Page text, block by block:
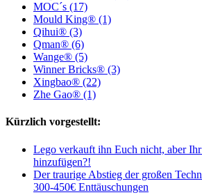
MOC´s (17)
Mould King® (1)
Qihui® (3)
Qman® (6)
Wange® (5)
Winner Bricks® (3)
Xingbao® (22)
Zhe Gao® (1)
Kürzlich vorgestellt:
Lego verkauft ihn Euch nicht, aber
hinzufügen?!
Der traurige Abstieg der großen
300-450€ Enttäuschungen